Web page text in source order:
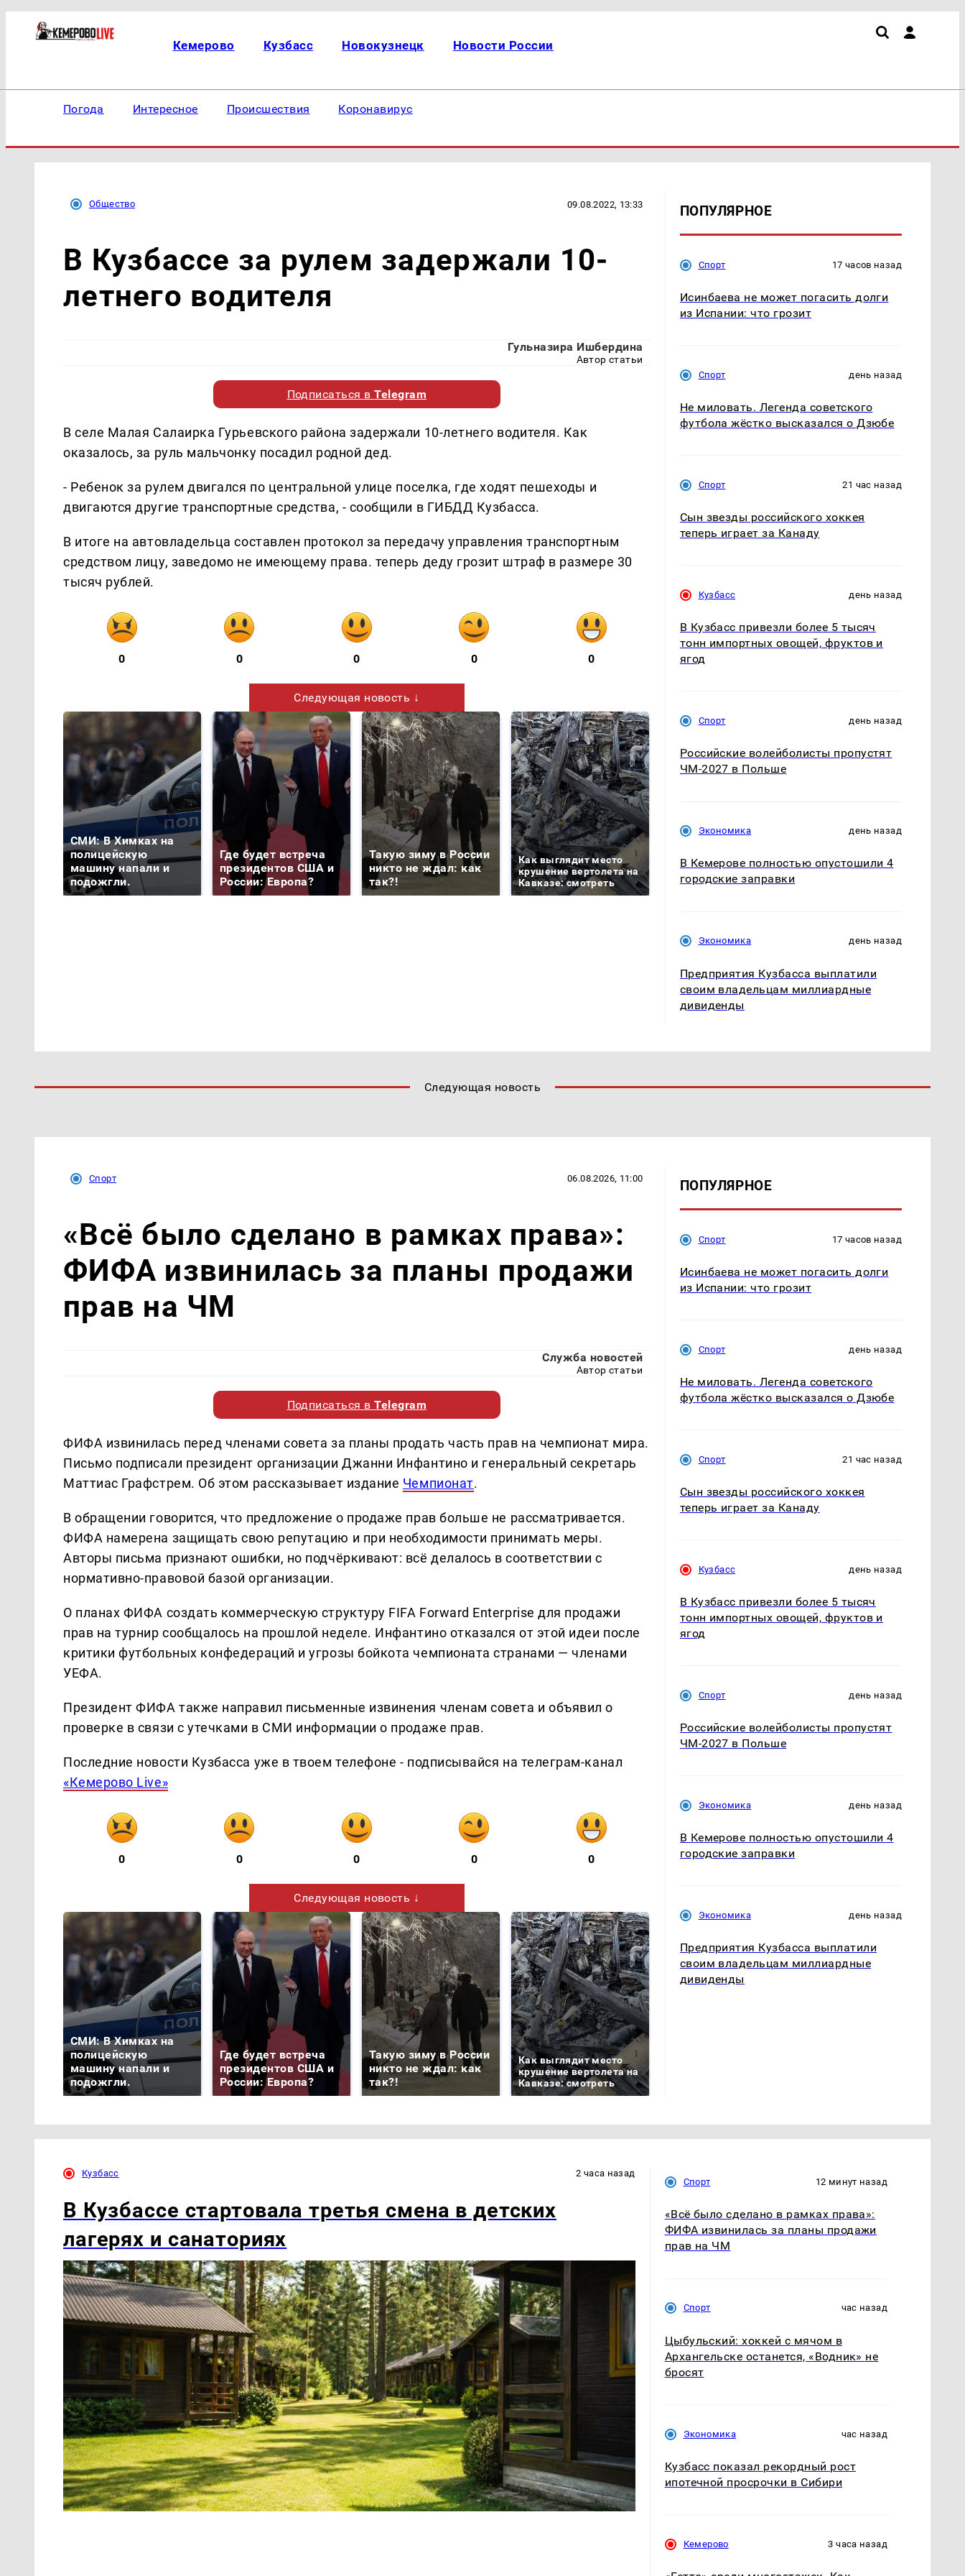
Кемерово Кузбасс Новокузнецк Новости России
Погода Интересное Происшествия Коронавирус
Общество 09.08.2022, 13:33
В Кузбассе за рулем задержали 10-
летнего водителя
Гульназира Ишбердина
Автор статьи
Подписаться вTelegram
В селе Малая Салаирка Гурьевского района задержали 10-летнего водителя. Как
оказалось, за руль мальчонку посадил родной дед.
- Ребенок за рулем двигался по центральной улице поселка, где ходят пешеходы и
двигаются другие транспортные средства, - сообщили в ГИБДД Кузбасса.
В итоге на автовладельца составлен протокол за передачу управления транспортным
средством лицу, заведомо не имеющему права. теперь деду грозит штраф в размере 30
тысяч рублей.
0 0 0 0 0
Следующая новость ↓
СМИ: В Химках на
полицейскую
машину напали и
подожгли.
Где будет встреча
президентов США и
России: Европа?
Такую зиму в России
никто не ждал: как
так?!
Как выглядит место
крушение вертолета на
Кавказе: смотреть
были украдены 18
миллионов рублей
готовую еду из
ПОПУЛЯРНОЕ
Спорт 17 часов назад
Исинбаева не может погасить долги
из Испании: что грозит
Спорт день назад
Не миловать. Легенда советского
футбола жёстко высказался о Дзюбе
Спорт 21 час назад
Сын звезды российского хоккея
теперь играет за Канаду
Кузбасс день назад
В Кузбасс привезли более 5 тысяч
тонн импортных овощей, фруктов и
ягод
Спорт день назад
Российские волейболисты пропустят
ЧМ-2027 в Польше
Экономика день назад
В Кемерове полностью опустошили 4
городские заправки
Экономика день назад
Предприятия Кузбасса выплатили
своим владельцам миллиардные
дивиденды
Следующая новость
Спорт 06.08.2026, 11:00
«Всё было сделано в рамках права»:
ФИФА извинилась за планы продажи
прав на ЧМ
Служба новостей
Автор статьи
Подписаться вTelegram
ФИФА извинилась перед членами совета за планы продать часть прав на чемпионат мира.
Письмо подписали президент организации Джанни Инфантино и генеральный секретарь
Маттиас Графстрем. Об этом рассказывает издание Чемпионат.
В обращении говорится, что предложение о продаже прав больше не рассматривается.
ФИФА намерена защищать свою репутацию и при необходимости принимать меры.
Авторы письма признают ошибки, но подчёркивают: всё делалось в соответствии с
нормативно-правовой базой организации.
О планах ФИФА создать коммерческую структуру FIFA Forward Enterprise для продажи
прав на турнир сообщалось на прошлой неделе. Инфантино отказался от этой идеи после
критики футбольных конфедераций и угрозы бойкота чемпионата странами — членами
УЕФА.
Президент ФИФА также направил письменные извинения членам совета и объявил о
проверке в связи с утечками в СМИ информации о продаже прав.
Последние новости Кузбасса уже в твоем телефоне - подписывайся на телеграм-канал
«Кемерово Live»
0 0 0 0 0
Следующая новость ↓
СМИ: В Химках на
полицейскую
машину напали и
подожгли.
Где будет встреча
президентов США и
России: Европа?
Такую зиму в России
никто не ждал: как
так?!
Как выглядит место
крушение вертолета на
Кавказе: смотреть
ПОПУЛЯРНОЕ
Спорт 17 часов назад
Исинбаева не может погасить долги
из Испании: что грозит
Спорт день назад
Не миловать. Легенда советского
футбола жёстко высказался о Дзюбе
Спорт 21 час назад
Сын звезды российского хоккея
теперь играет за Канаду
Кузбасс день назад
В Кузбасс привезли более 5 тысяч
тонн импортных овощей, фруктов и
ягод
Спорт день назад
Российские волейболисты пропустят
ЧМ-2027 в Польше
Экономика день назад
В Кемерове полностью опустошили 4
городские заправки
Экономика день назад
Предприятия Кузбасса выплатили
своим владельцам миллиардные
дивиденды
Кузбасс 2 часа назад
В Кузбассе стартовала третья смена в детских
лагерях и санаториях
Спорт 12 минут назад
«Всё было сделано в рамках права»:
ФИФА извинилась за планы продажи
прав на ЧМ
Спорт час назад
Цыбульский: хоккей с мячом в
Архангельске останется, «Водник» не
бросят
Экономика час назад
Кузбасс показал рекордный рост
ипотечной просрочки в Сибири
Кемерово 3 часа назад